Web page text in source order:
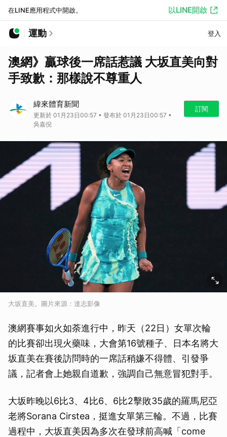
在LINE應用程式中開啟。 以LINE開啟
運動 登入
澳網》贏球後一席話惹議 大坂直美向對
手致歉：那樣說不尊重人
緯來體育新聞
更新於 01月23日00:57 • 發布於 01月23日00:57 •
吳嘉倪
訂閱
大坂直美。圖片來源：達志影像
澳網賽事如火如荼進行中，昨天（22日）女單次輪
的比賽卻出現火藥味，大會第16號種子、日本名將大
坂直美在賽後訪問時的一席話稍嫌不得體、引發爭
議，記者會上她親自道歉，強調自己無意冒犯對手。
大坂昨晚以6比3、4比6、6比2擊敗35歲的羅馬尼亞
老將Sorana Cirstea，挺進女單第三輪。不過，比賽
過程中，大坂直美因為多次在發球前高喊「come